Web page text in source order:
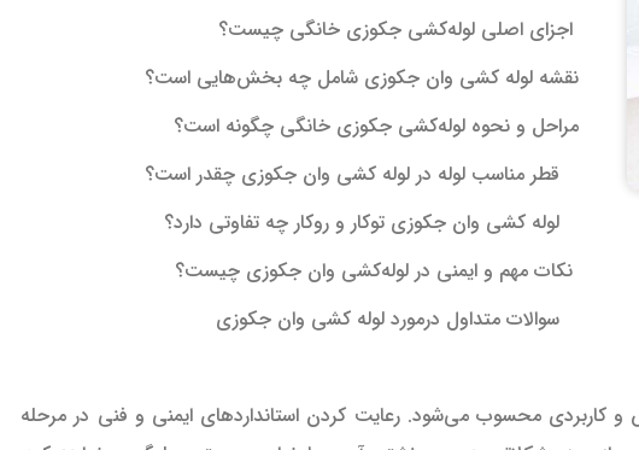
اجزای اصلی لوله‌کشی جکوزی خانگی چیست؟
نقشه لوله کشی وان جکوزی شامل چه بخش‌هایی است؟
مراحل و نحوه لوله‌کشی جکوزی خانگی چگونه است؟
قطر مناسب لوله در لوله کشی وان جکوزی چقدر است؟
لوله کشی وان جکوزی توکار و روکار چه تفاوتی دارد؟
نکات مهم و ایمنی در لوله‌کشی وان جکوزی چیست؟
سوالات متداول درمورد لوله کشی وان جکوزی
محسوب می‌شود. رعایت کردن استانداردهای ایمنی و فنی در مرحله